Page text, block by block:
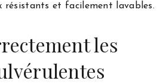
résistants et facilement lavables.
les